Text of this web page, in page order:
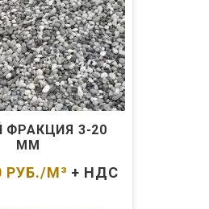
ФРАКЦИЯ 3-20
ММ
РУБ./М³ + НДС